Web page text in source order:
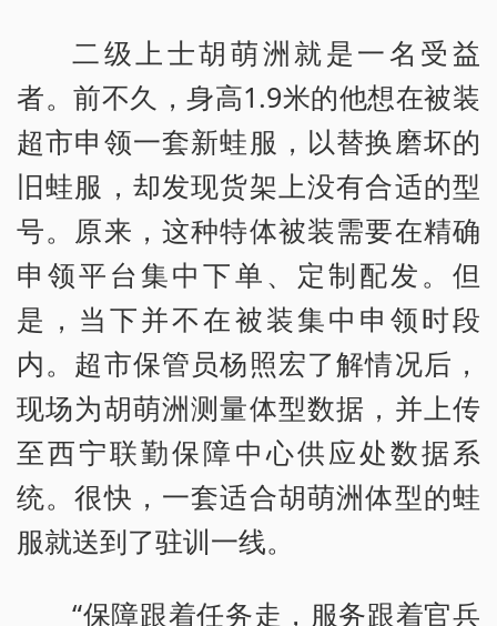
二级上士胡萌洲就是一名受益
者。前不久，身高1.9米的他想在被装
超市申领一套新蛙服，以替换磨坏的
旧蛙服，却发现货架上没有合适的型
号。原来，这种特体被装需要在精确
申领平台集中下单、定制配发。但
是，当下并不在被装集中申领时段
内。超市保管员杨照宏了解情况后，
现场为胡萌洲测量体型数据，并上传
至西宁联勤保障中心供应处数据系
统。很快，一套适合胡萌洲体型的蛙
服就送到了驻训一线。
“保障跟着任务走，服务跟着官兵